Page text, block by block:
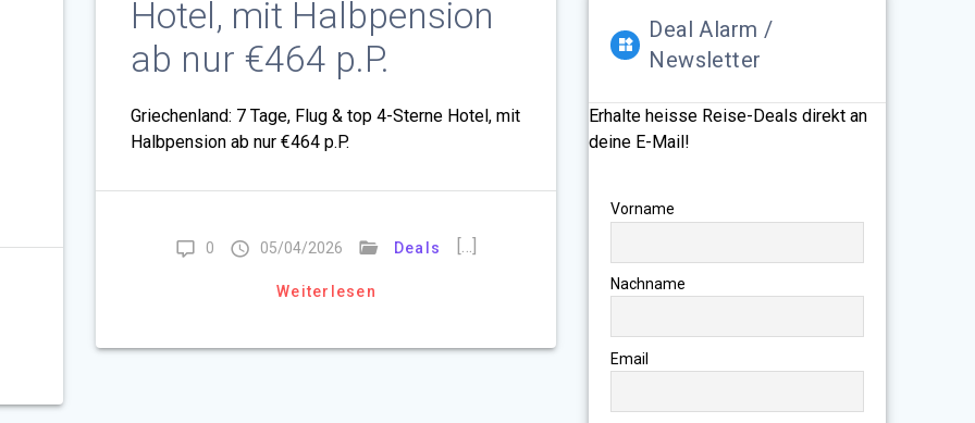
Hotel, mit Halbpension
ab nur €464 p.P.
Griechenland: 7 Tage, Flug & top 4-Sterne Hotel, mit
Halbpension ab nur €464 p.P.
0 05/04/2026 Deals […]
Weiterlesen
Deal Alarm /
Newsletter
Erhalte heisse Reise-Deals direkt an
deine E-Mail!
Vorname
Nachname
Email